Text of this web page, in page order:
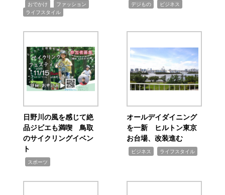
おでかけ ファッション
ライフスタイル
デジもの ビジネス
日野川の風を感じて絶
品ジビエも満喫 鳥取
のサイクリングイベン
ト
スポーツ
オールデイダイニング
を一新 ヒルトン東京
お台場、改装進む
ビジネス ライフスタイル